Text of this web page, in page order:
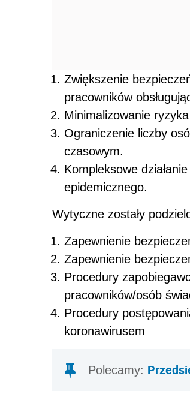
Zwiększenie
pracowników
Minimalizowanie
Ograniczenie liczby
czasowym.
Kompleksowe
epidemicznego.
Wytyczne zostały
Zapewnienie
Zapewnienie
Procedury
pracowników/osób
Procedury
koronawirusem
Polecamy: